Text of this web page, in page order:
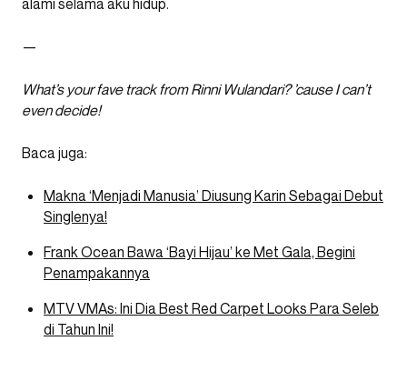
—
What’s your fave track from Rinni Wulandari? ’cause I can’t
even decide!
Baca juga:
Makna ‘Menjadi Manusia’ Diusung Karin Sebagai Debut
Singlenya!
Frank Ocean Bawa ‘Bayi Hijau’ ke Met Gala, Begini
Penampakannya
MTV VMAs: Ini Dia Best Red Carpet Looks Para Seleb
di Tahun Ini!